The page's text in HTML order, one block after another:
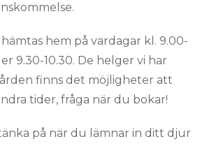
hem på vardagar kl. 9.00-
9.30-10.30. De helger vi har
finns det möjligheter att
tider, fråga när du bokar!
på när du lämnar in ditt djur